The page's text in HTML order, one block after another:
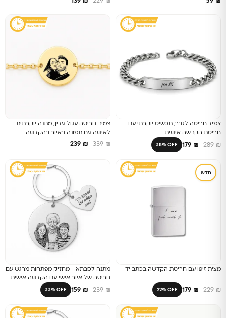
צמיד חריטה לגבר, תכשיט יוקרתי עם
חריטת הקדשה אישית
₪
289
₪
38% OFF
צמיד חריטה עגול עדין, מתנה יוקרתית
לאישה עם תמונה באיור בהקדשה
₪
339
₪
חדש
מצית זיפו עם חריטת הקדשה בכתב יד
₪
229
₪
22% OFF
מתנה לסבתא - מחזיק מפתחות מרגש עם
חריטה של איור אישי עם הקדשה אישית
על הלב₪
239
₪
33% OFF